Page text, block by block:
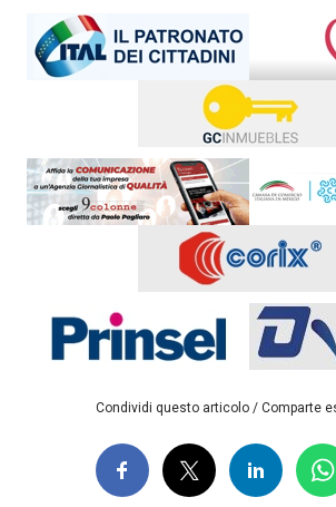
Condividi questo articolo / Comparte